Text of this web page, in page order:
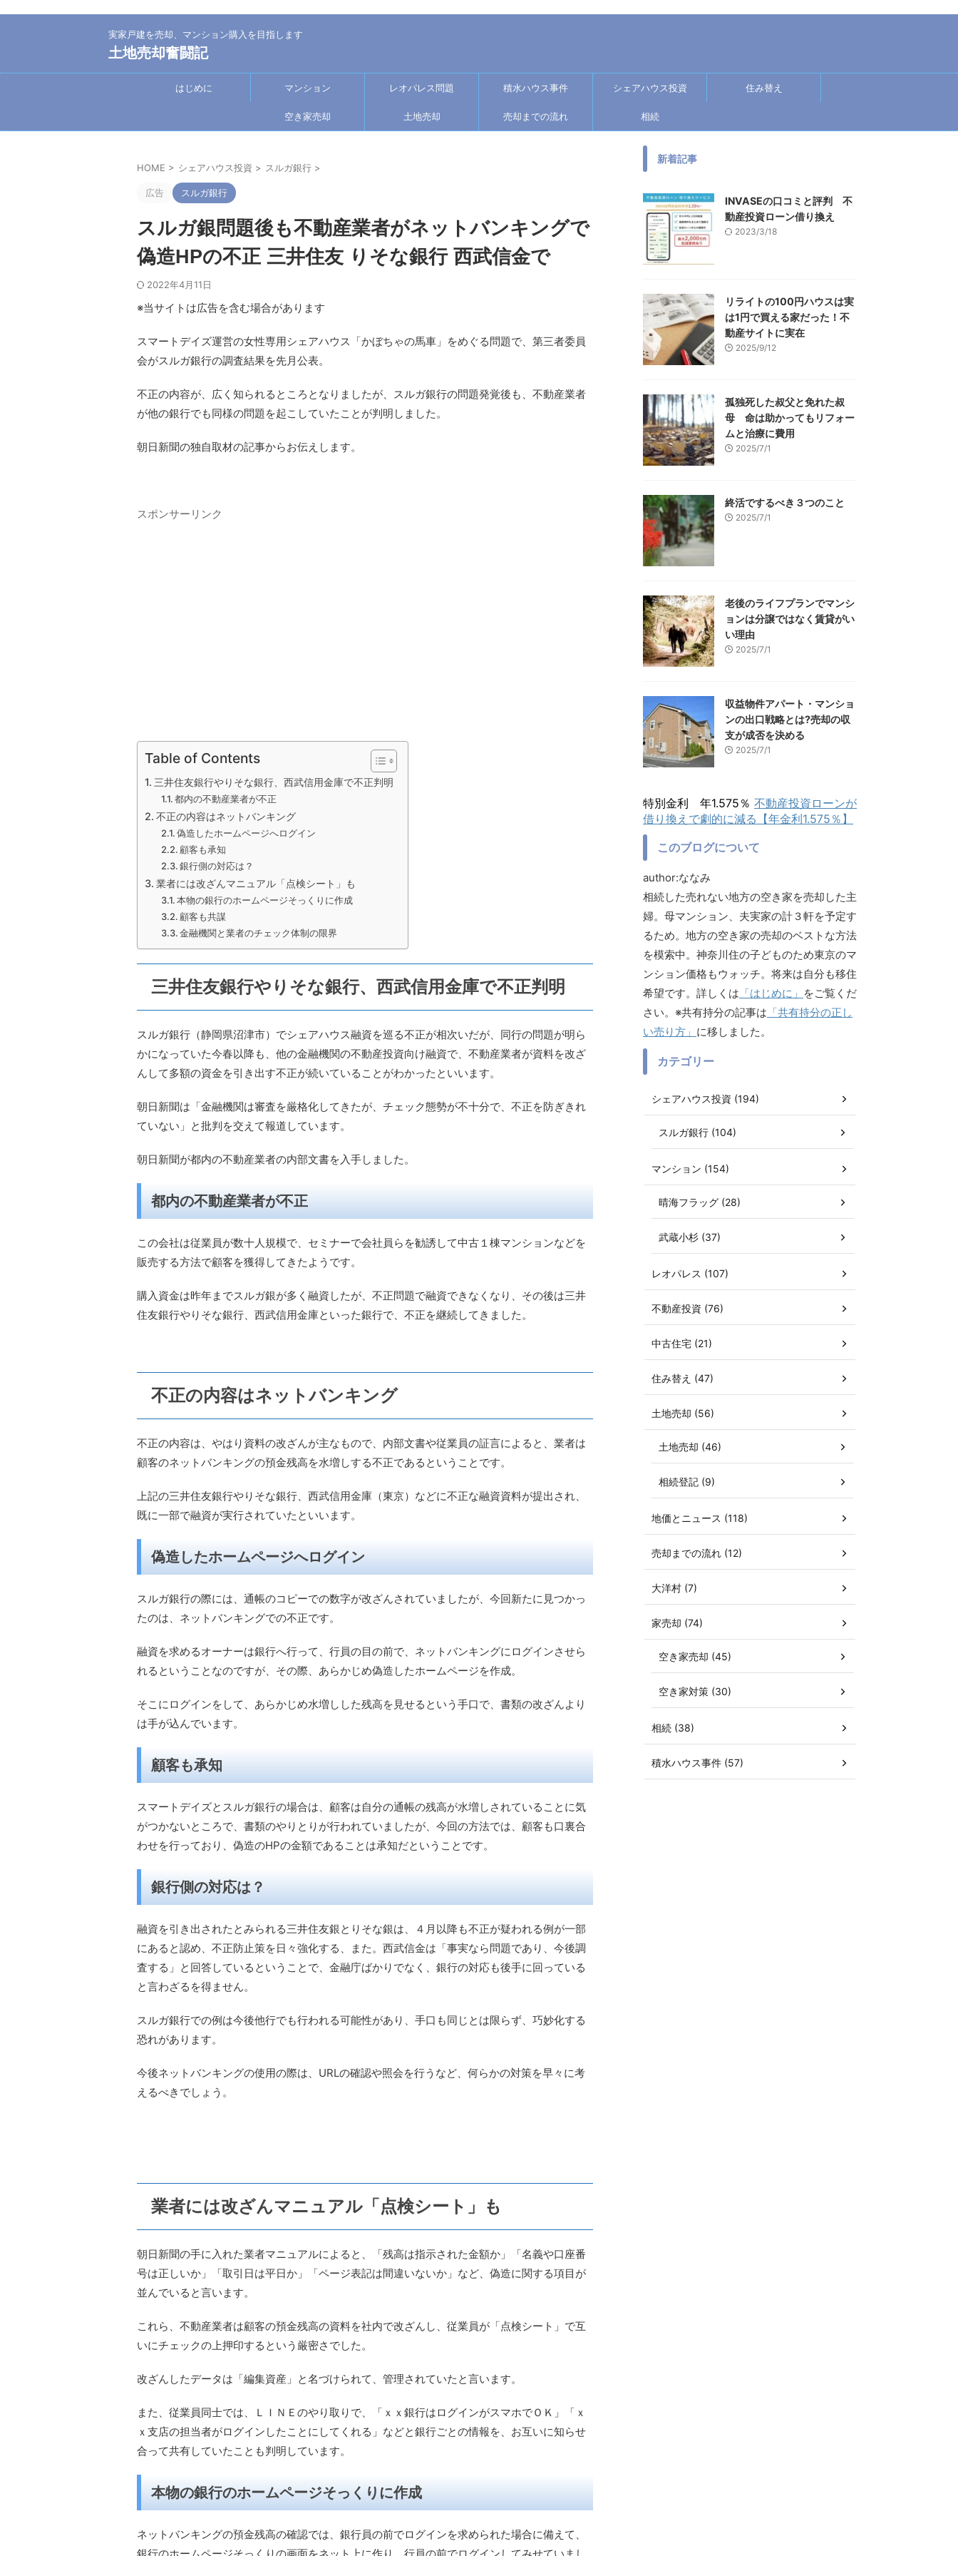
実家戸建を売却、マンション購入を目指します
土地売却奮闘記
はじめに マンション レオパレス問題 積水ハウス事件 シェアハウス投資 住み替え
空き家売却 土地売却 売却までの流れ 相続
HOME > シェアハウス投資 > スルガ銀行 >
広告 スルガ銀行
スルガ銀問題後も不動産業者がネットバンキングで
偽造HPの不正 三井住友 りそな銀行 西武信金で
2022年4月11日
※当サイトは広告を含む場合があります
スマートデイズ運営の女性専用シェアハウス「かぼちゃの馬車」をめぐる問題で、第三者委員
会がスルガ銀行の調査結果を先月公表。
不正の内容が、広く知られるところとなりましたが、スルガ銀行の問題発覚後も、不動産業者
が他の銀行でも同様の問題を起こしていたことが判明しました。
朝日新聞の独自取材の記事からお伝えします。
スポンサーリンク
Table of Contents
三井住友銀行やりそな銀行、西武信用金庫で不正判明
都内の不動産業者が不正
不正の内容はネットバンキング
偽造したホームページへログイン
顧客も承知
銀行側の対応は？
業者には改ざんマニュアル「点検シート」も
本物の銀行のホームページそっくりに作成
顧客も共謀
金融機関と業者のチェック体制の限界
三井住友銀行やりそな銀行、西武信用金庫で不正判明
スルガ銀行（静岡県沼津市）でシェアハウス融資を巡る不正が相次いだが、同行の問題が明ら
かになっていた今春以降も、他の金融機関の不動産投資向け融資で、不動産業者が資料を改ざ
んして多額の資金を引き出す不正が続いていることがわかったといいます。
朝日新聞は「金融機関は審査を厳格化してきたが、チェック態勢が不十分で、不正を防ぎきれ
ていない」と批判を交えて報道しています。
朝日新聞が都内の不動産業者の内部文書を入手しました。
都内の不動産業者が不正
この会社は従業員が数十人規模で、セミナーで会社員らを勧誘して中古１棟マンションなどを
販売する方法で顧客を獲得してきたようです。
購入資金は昨年までスルガ銀が多く融資したが、不正問題で融資できなくなり、その後は三井
住友銀行やりそな銀行、西武信用金庫といった銀行で、不正を継続してきました。
不正の内容はネットバンキング
不正の内容は、やはり資料の改ざんが主なもので、内部文書や従業員の証言によると、業者は
顧客のネットバンキングの預金残高を水増しする不正であるということです。
上記の三井住友銀行やりそな銀行、西武信用金庫（東京）などに不正な融資資料が提出され、
既に一部で融資が実行されていたといいます。
偽造したホームページへログイン
スルガ銀行の際には、通帳のコピーでの数字が改ざんされていましたが、今回新たに見つかっ
たのは、ネットバンキングでの不正です。
融資を求めるオーナーは銀行へ行って、行員の目の前で、ネットバンキングにログインさせら
れるということなのですが、その際、あらかじめ偽造したホームページを作成。
そこにログインをして、あらかじめ水増しした残高を見せるという手口で、書類の改ざんより
は手が込んでいます。
顧客も承知
スマートデイズとスルガ銀行の場合は、顧客は自分の通帳の残高が水増しされていることに気
がつかないところで、書類のやりとりが行われていましたが、今回の方法では、顧客も口裏合
わせを行っており、偽造のHPの金額であることは承知だということです。
銀行側の対応は？
融資を引き出されたとみられる三井住友銀とりそな銀は、４月以降も不正が疑われる例が一部
にあると認め、不正防止策を日々強化する、また。西武信金は「事実なら問題であり、今後調
査する」と回答しているということで、金融庁ばかりでなく、銀行の対応も後手に回っている
と言わざるを得ません。
スルガ銀行での例は今後他行でも行われる可能性があり、手口も同じとは限らず、巧妙化する
恐れがあります。
今後ネットバンキングの使用の際は、URLの確認や照会を行うなど、何らかの対策を早々に考
えるべきでしょう。
業者には改ざんマニュアル「点検シート」も
朝日新聞の手に入れた業者マニュアルによると、「残高は指示された金額か」「名義や口座番
号は正しいか」「取引日は平日か」「ページ表記は間違いないか」など、偽造に関する項目が
並んでいると言います。
これら、不動産業者は顧客の預金残高の資料を社内で改ざんし、従業員が「点検シート」で互
いにチェックの上押印するという厳密さでした。
改ざんしたデータは「編集資産」と名づけられて、管理されていたと言います。
また、従業員同士では、ＬＩＮＥのやり取りで、「ｘｘ銀行はログインがスマホでＯＫ」「ｘ
ｘ支店の担当者がログインしたことにしてくれる」などと銀行ごとの情報を、お互いに知らせ
合って共有していたことも判明しています。
本物の銀行のホームページそっくりに作成
ネットバンキングの預金残高の確認では、銀行員の前でログインを求められた場合に備えて、
新着記事
INVASEの口コミと評判 不
動産投資ローン借り換え
2023/3/18
リライトの100円ハウスは実
は1円で買える家だった！不
動産サイトに実在
2025/9/12
孤独死した叔父と免れた叔
母 命は助かってもリフォー
ムと治療に費用
2025/7/1
終活でするべき３つのこと
2025/7/1
老後のライフプランでマンシ
ョンは分譲ではなく賃貸がい
い理由
2025/7/1
収益物件アパート・マンショ
ンの出口戦略とは?売却の収
支が成否を決める
2025/7/1
特別金利 年1.575％ 不動産投資ローンが
借り換えで劇的に減る【年金利1.575％】
このブログについて
author:ななみ
相続した売れない地方の空き家を売却した主
婦。母マンション、夫実家の計３軒を予定す
るため。地方の空き家の売却のベストな方法
を模索中。神奈川住の子どものため東京のマ
ンション価格もウォッチ。将来は自分も移住
希望です。詳しくは 「はじめに」 をご覧くだ
さい。※共有持分の記事は 「共有持分の正し
い売り方」 に移しました。
カテゴリー
シェアハウス投資 (194)
スルガ銀行 (104)
マンション (154)
晴海フラッグ (28)
武蔵小杉 (37)
レオパレス (107)
不動産投資 (76)
中古住宅 (21)
住み替え (47)
土地売却 (56)
土地売却 (46)
相続登記 (9)
地価とニュース (118)
売却までの流れ (12)
大洋村 (7)
家売却 (74)
空き家売却 (45)
空き家対策 (30)
相続 (38)
積水ハウス事件 (57)